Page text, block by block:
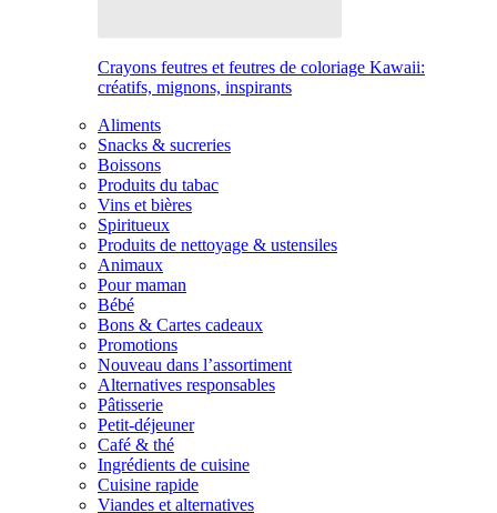
Crayons feutres et feutres de coloriage Kawaii:
créatifs, mignons, inspirants
Aliments
Snacks & sucreries
Boissons
Produits du tabac
Vins et bières
Spiritueux
Produits de nettoyage & ustensiles
Animaux
Pour maman
Bébé
Bons & Cartes cadeaux
Promotions
Nouveau dans l’assortiment
Alternatives responsables
Pâtisserie
Petit-déjeuner
Café & thé
Ingrédients de cuisine
Cuisine rapide
Viandes et alternatives